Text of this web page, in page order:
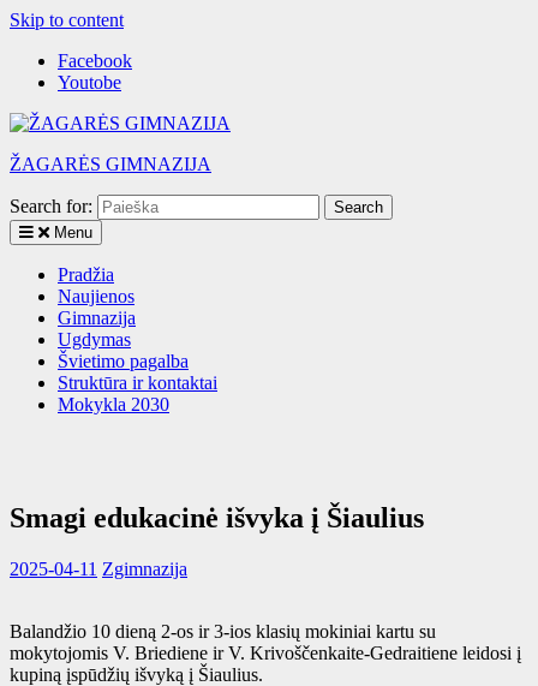
Skip to content
Facebook
Youtobe
ŽAGARĖS GIMNAZIJA
Search for:
Menu
Pradžia
Naujienos
Gimnazija
Ugdymas
Švietimo pagalba
Struktūra ir kontaktai
Mokykla 2030
Smagi edukacinė išvyka į Šiaulius
2025-04-11 Zgimnazija
Balandžio 10 dieną 2-os ir 3-ios klasių mokiniai kartu su
mokytojomis V. Briediene ir V. Krivoščenkaite-Gedraitiene leidosi į
kupiną įspūdžių išvyką į Šiaulius.